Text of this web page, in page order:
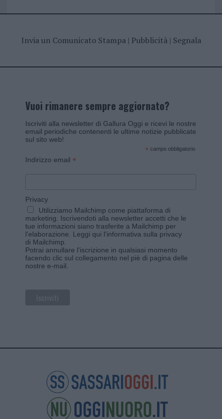
Invia un Comunicato Stampa| Pubblicità| Segnala
Vuoi rimanere sempre aggiornato?
Iscriviti alla newsletter di Gallura Oggi e ricevi le nostre
email periodiche contenenti le ultime notizie pubblicate
sul sito web!
* campo obbligatorio
Indirizzo email *
Privacy
Utilizziamo Mailchimp come piattaforma di
marketing. Iscrivendoti alla newsletter accetti che le
tue informazioni siano trasferite a Mailchimp per
l'elaborazione. Leggi qui l'informativa sulla privacy
di Mailchimp
Potrai annullare l'iscrizione in qualsiasi momento
facendo clic sul collegamento nel piè di pagina delle
nostre e-mail.